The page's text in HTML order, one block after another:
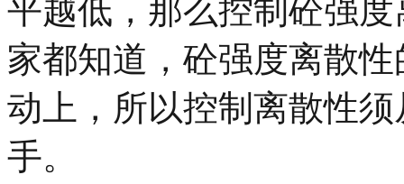
平越低，那么控制砼强
家都知道，砼强度离散
动上，所以控制离散性
手。